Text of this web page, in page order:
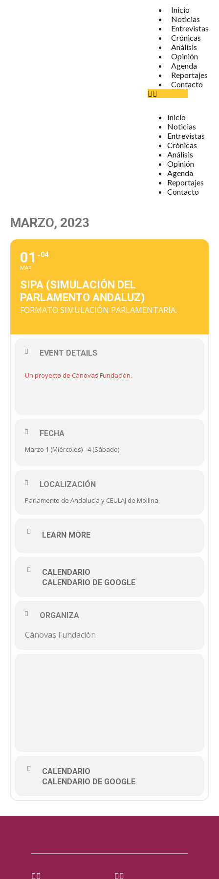
Inicio
Noticias
Entrevistas
Crónicas
Análisis
Opinión
Agenda
Reportajes
Contacto
Inicio
Noticias
Entrevistas
Crónicas
Análisis
Opinión
Agenda
Reportajes
Contacto
MARZO, 2023
01
MAR
04
SIPA (SIMULACIÓN DEL
PARLAMENTO ANDALUZ)
FORMATO SIMULACIÓN PARLAMENTARIA.
EVENT DETAILS
Un proyecto de Cánovas Fundación.
FECHA
Marzo 1 (Miércoles) - 4 (Sábado)
LOCALIZACIÓN
Parlamento de Andalucía y CEULAJ de Mollina.
LEARN MORE
CALENDARIO
CALENDARIO DE GOOGLE
ORGANIZA
Cánovas Fundación
CALENDARIO
CALENDARIO DE GOOGLE